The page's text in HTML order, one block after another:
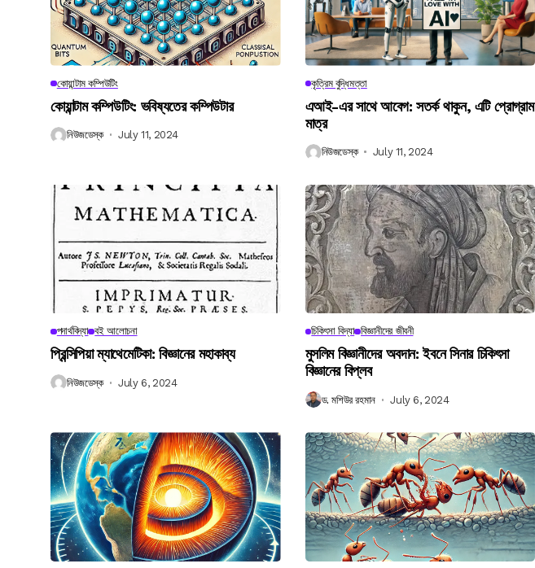
কোয়ান্টাম কম্পিউটিং
কোয়ান্টাম কম্পিউটিং: ভবিষ্যতের কম্পিউটার
নিউজডেস্ক July 11, 2024
কৃত্রিম বুদ্ধিমত্তা
এআই-এর সাথে আবেগ: সতর্ক থাকুন, এটি প্রোগ্রাম
মাত্র
নিউজডেস্ক July 11, 2024
পদার্থবিদ্যা বই আলোচনা
প্রিন্সিপিয়া ম্যাথেমেটিকা: বিজ্ঞানের মহাকাব্য
নিউজডেস্ক July 6, 2024
চিকিৎসা বিদ্যা বিজ্ঞানীদের জীবনী
মুসলিম বিজ্ঞানীদের অবদান: ইবনে সিনার চিকিৎসা
বিজ্ঞানের বিপ্লব
ড. মশিউর রহমান July 6, 2024